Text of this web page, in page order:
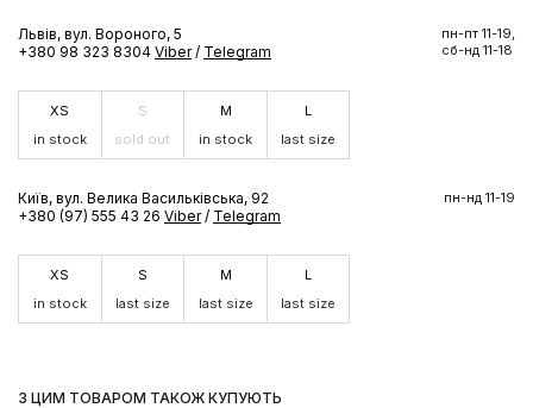
Львів, вул. Вороного, 5
+380 98 323 8304 Viber / Telegram
пн-пт 11-19,
сб-нд 11-18
XS
in stock
S
sold out
M
in stock
L
last size
Київ, вул. Велика Васильківська, 92
+380 (97) 555 43 26 Viber / Telegram
пн-нд 11-19
XS
in stock
S
last size
M
last size
L
last size
З ЦИМ ТОВАРОМ ТАКОЖ КУПУЮТЬ